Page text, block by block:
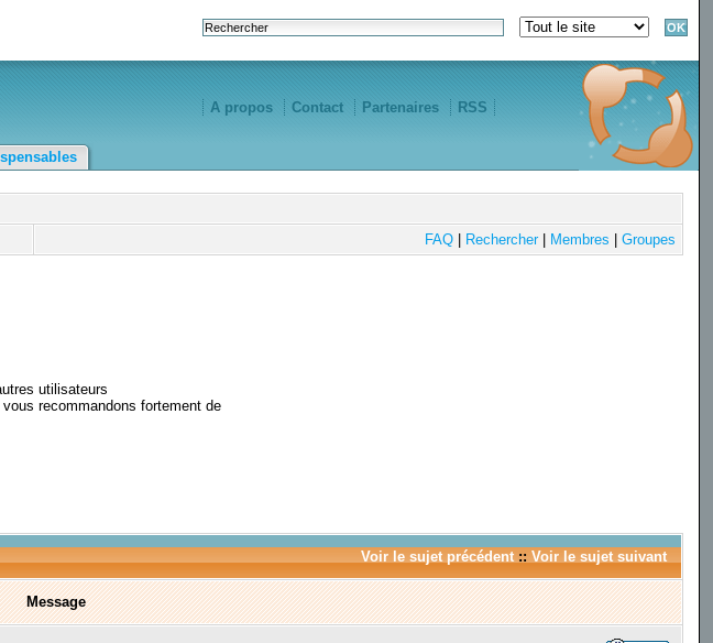
A propos Contact Partenaires RSS
FAQ| Rechercher| Membres Groupes
utilisateurs
vous recommandons fortement de
Voir le sujet précédent:: Voir le sujet suivant
Message